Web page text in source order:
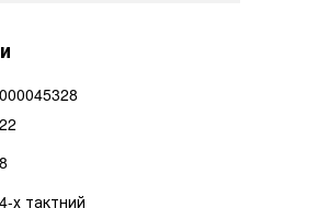
000045328
22
8
4-х тактний